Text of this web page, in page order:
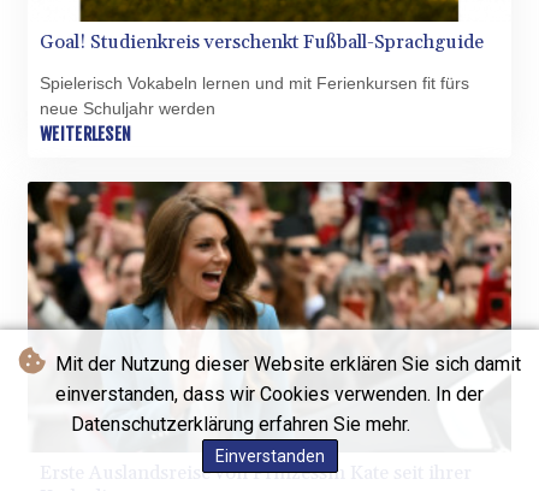
Mit der Nutzung dieser Website erklären Sie sich damit
einverstanden, dass wir Cookies verwenden. In der
Datenschutzerklärung erfahren Sie mehr.
Einverstanden
Goal! Studienkreis verschenkt Fußball-Sprachguide
Spielerisch Vokabeln lernen und mit Ferienkursen fit fürs
neue Schuljahr werden
WEITERLESEN
Erste Auslandsreise von Prinzessin Kate seit ihrer